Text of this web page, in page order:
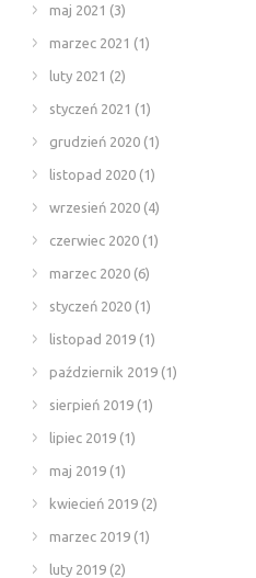
maj 2021 (3)
marzec 2021 (1)
luty 2021 (2)
styczeń 2021 (1)
grudzień 2020 (1)
listopad 2020 (1)
wrzesień 2020 (4)
czerwiec 2020 (1)
marzec 2020 (6)
styczeń 2020 (1)
listopad 2019 (1)
październik 2019 (1)
sierpień 2019 (1)
lipiec 2019 (1)
maj 2019 (1)
kwiecień 2019 (2)
marzec 2019 (1)
luty 2019 (2)